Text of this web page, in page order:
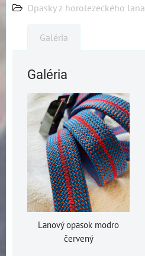
Opasky z horolezeckého lana
Galéria
Galéria
Lanový opasok modro
červený